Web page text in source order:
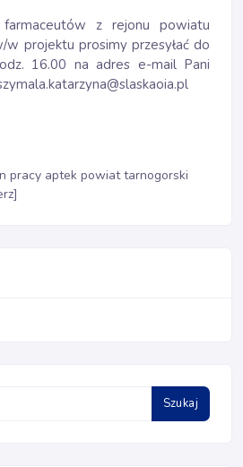
z rejonu powiatu
projektu prosimy przesyłać do
16.00 na adres e-mail Pani
pracy aptek powiat tarnogorski
Szukaj